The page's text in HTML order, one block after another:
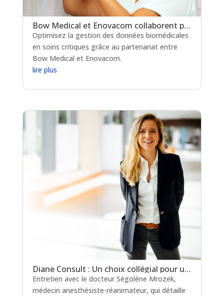
Bow Medical et Enovacom collaborent pour optimiser la gestion des données biomédicales en soins critiques
Optimisez la gestion des données biomédicales
en soins critiques grâce au partenariat entre
Bow Medical et Enovacom.
lire plus
Diane Consult : Un choix collégial pour un logiciel d’anesthésie éprouvé
Entretien avec le docteur Ségolène Mrozek,
médecin anesthésiste-réanimateur, qui détaille